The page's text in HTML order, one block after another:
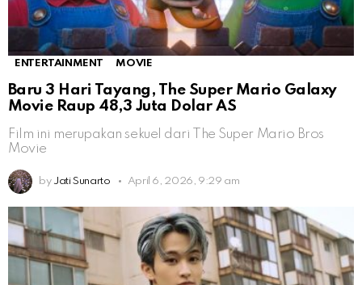
ENTERTAINMENT MOVIE
Baru 3 Hari Tayang, The Super Mario Galaxy
Movie Raup 48,3 Juta Dolar AS
Film ini merupakan sekuel dari The Super Mario Bros
Movie
by Jati Sunarto April 6, 2026, 9:29 am